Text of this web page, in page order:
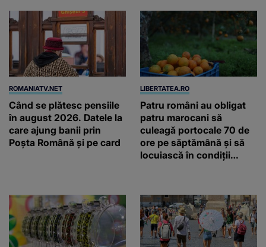
ROMANIATV.NET
Când se plătesc pensiile
în august 2026. Datele la
care ajung banii prin
Poșta Română și pe card
LIBERTATEA.RO
Patru români au obligat
patru marocani să
culeagă portocale 70 de
ore pe săptămână și să
locuiască în condiții